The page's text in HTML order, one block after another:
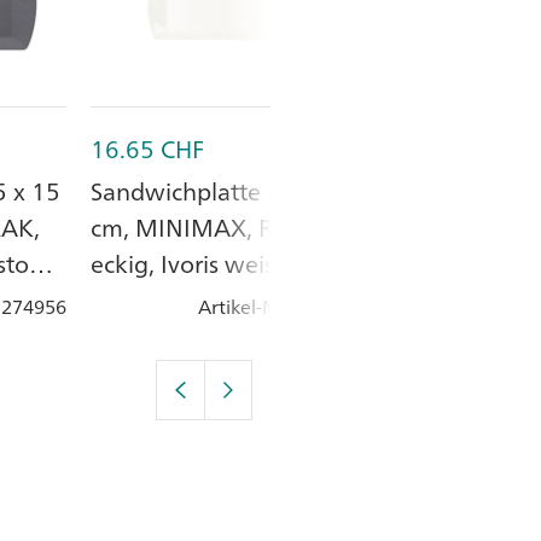
x 15
16.65 CHF
Sandwichplatte 24 x 15
cm, MINIMAX, RAK,
eckig, Ivoris weiss,
Artikel-Nr.